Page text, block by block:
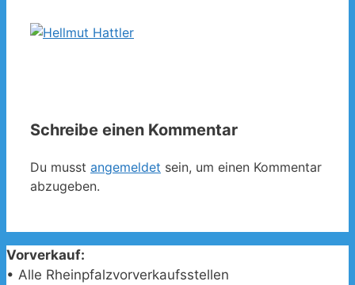
Schreibe einen Kommentar
Du musst angemeldet sein, um einen Kommentar
abzugeben.
Vorverkauf:
• Alle Rheinpfalzvorverkaufsstellen